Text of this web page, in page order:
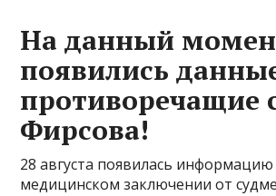
На данный
появились
противоречащие
Фирсова!
28 августа появилась
медицинском заключении от